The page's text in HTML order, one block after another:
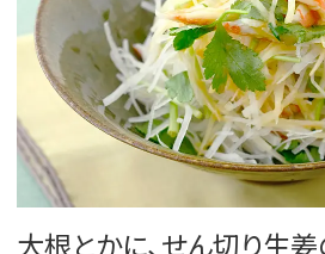
大根とかに、せん切り生